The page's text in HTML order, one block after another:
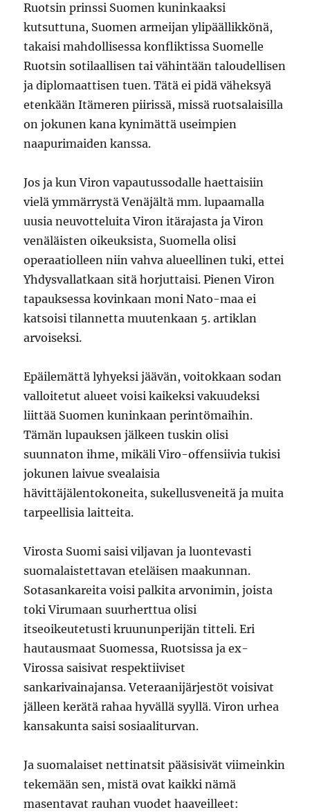
Ruotsin prinssi Suomen kuninkaaksi
kutsuttuna, Suomen armeijan ylipäällikkönä,
takaisi mahdollisessa konfliktissa Suomelle
Ruotsin sotilaallisen tai vähintään taloudellisen
ja diplomaattisen tuen. Tätä ei pidä väheksyä
etenkään Itämeren piirissä, missä ruotsalaisilla
on jokunen kana kynimättä useimpien
naapurimaiden kanssa.
Jos ja kun Viron vapautussodalle haettaisiin
vielä ymmärrystä Venäjältä mm. lupaamalla
uusia neuvotteluita Viron itärajasta ja Viron
venäläisten oikeuksista, Suomella olisi
operaatiolleen niin vahva alueellinen tuki, ettei
Yhdysvallatkaan sitä horjuttaisi. Pienen Viron
tapauksessa kovinkaan moni Nato-maa ei
katsoisi tilannetta muutenkaan 5. artiklan
arvoiseksi.
Epäilemättä lyhyeksi jäävän, voitokkaan sodan
valloitetut alueet voisi kaikeksi vakuudeksi
liittää Suomen kuninkaan perintömaihin.
Tämän lupauksen jälkeen tuskin olisi
suunnaton ihme, mikäli Viro-offensiivia tukisi
jokunen laivue svealaisia
hävittäjälentokoneita, sukellusveneitä ja muita
tarpeellisia laitteita.
Virosta Suomi saisi viljavan ja luontevasti
suomalaistettavan eteläisen maakunnan.
Sotasankareita voisi palkita arvonimin, joista
toki Virumaan suurherttua olisi
itseoikeutetusti kruununperijän titteli. Eri
hautausmaat Suomessa, Ruotsissa ja ex-
Virossa saisivat respektiiviset
sankarivainajansa. Veteraanijärjestöt voisivat
jälleen kerätä rahaa hyvällä syyllä. Viron urhea
kansakunta saisi sosiaaliturvan.
Ja suomalaiset nettinatsit pääsisivät viimeinkin
tekemään sen, mistä ovat kaikki nämä
masentavat rauhan vuodet haaveilleet: